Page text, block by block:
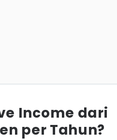
Income dari
per Tahun?